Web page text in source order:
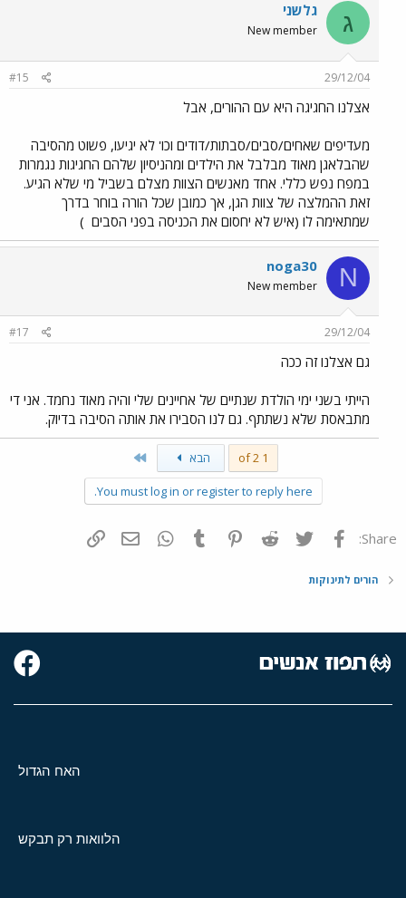
ג גלשני
New member
29/12/04
#15
אצלנו החגיגה היא עם ההורים, אבל
מעדיפים שאחים/סבים/סבתות/דודים וכו' לא יגיעו, פשוט מהסיבה
שהבלאגן מאוד מבלבל את הילדים ומהניסיון שלהם החגיגות נגמרות
במפח נפש כללי. אחד מאנשים הצוות מצלם בשביל מי שלא הגיע.
זאת ההמלצה של צוות הגן, אך כמובן שכל הורה בוחר בדרך
שמתאימה לו (איש לא יחסום את הכניסה בפני הסבים )
N
noga30
New member
29/12/04
#17
גם אצלנו זה ככה
הייתי בשני ימי הולדת שנתיים של אחיינים שלי והיה מאוד נחמד. אני די
מתבאסת שלא נשתתף. גם לנו הסבירו את אותה הסיבה בדיוק.
1 of 2 הבא
You must log in or register to reply here.
Share: פייסבוק Twitter
Reddit
Pinterest
Tumblr
WhatsAppדואר אלקטרוני
הורים לתינוקות
האח הגדול
הלוואות רק תבקש